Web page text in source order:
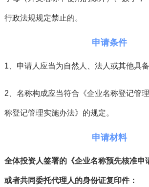
行政法规规定禁止的。
申请条件
1、申请人应当为自然人、法人或其他具
2、名称构成应当符合《企业名称登记管
称登记管理实施办法》的规定。
申请材料
全体投资人签署的《企业名称预先核准申
或者共同委托代理人的身份证复印件：